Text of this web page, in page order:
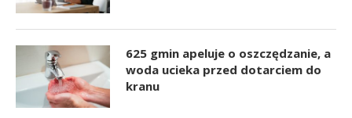
625 gmin apeluje o oszczędzanie, a
woda ucieka przed dotarciem do
kranu